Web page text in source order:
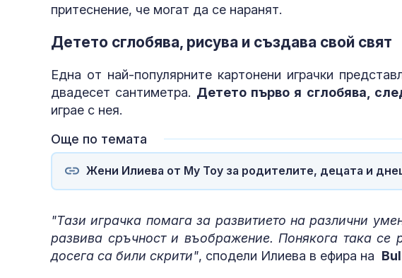
притеснение, че могат да се наранят.
Детето сглобява, рисува и създава свой свят
Една от най-популярните картонени играчки
двадесет сантиметра. Детето първо я сглобява,
играе с нея.
Още по темата
Жени Илиева от My Toy за родителите, децата и
"Тази играчка помага за развитието на различни
развива сръчност и въображение. Понякога така се
досега са били скрити", сподели Илиева в ефира на